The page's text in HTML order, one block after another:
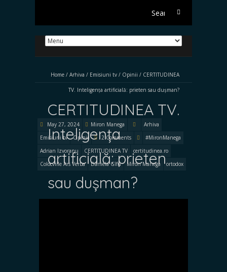
Search
Home / Arhiva / Emisiuni tv / Opinii / CERTITUDINEA
TV. Inteligența artificială: prieten sau dușman?
CERTITUDINEA TV.
Inteligența
artificială: prieten
sau dușman?
May 27, 2024 Miron Manega
Arhiva
Emisiuni tv
Opinii 2 Comments
#MironManega
Adrian Izvoranu
CERTITUDINEA TV
certitudinea.ro
Colocviile Ars Verba
Daniela Gîfu Miron Manega ortodox